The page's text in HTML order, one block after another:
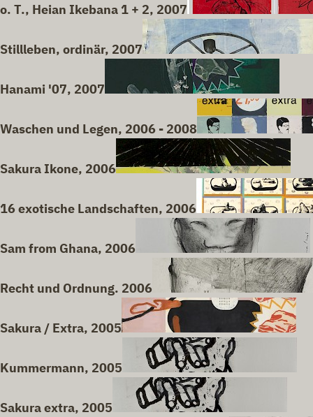
o. T., Heian Ikebana 1 + 2, 2007
Stillleben, ordinär, 2007
Hanami '07, 2007
Waschen und Legen, 2006 - 2008
Sakura Ikone, 2006
16 exotische Landschaften, 2006
Sam from Ghana, 2006
Recht und Ordnung. 2006
Sakura / Extra, 2005
Kummermann, 2005
Sakura extra, 2005